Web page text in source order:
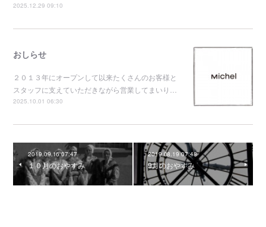
2025.12.29 09:10
おしらせ
２０１３年にオープンして以来たくさんのお客様と
スタッフに支えていただきながら営業してまいり…
2025.10.01 06:30
2019.09.16 07:47
１０月のおやすみ
2019.08.19 07:48
9月のおやすみ